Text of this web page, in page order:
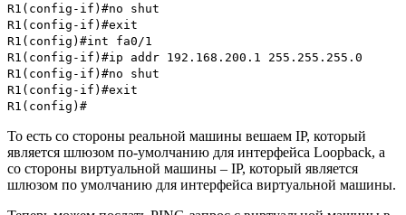
R1(config-if)#no shut
R1(config-if)#exit
R1(config)#int fa0/1
R1(config-if)#ip addr 192.168.200.1 255.255.255.0
R1(config-if)#no shut
R1(config-if)#exit
R1(config)#
То есть со стороны реальной машины вешаем IP, который
является шлюзом по-умолчанию для интерфейса Loopback, а
со стороны виртуальной машины – IP, который является
шлюзом по умолчанию для интерфейса виртуальной машины.